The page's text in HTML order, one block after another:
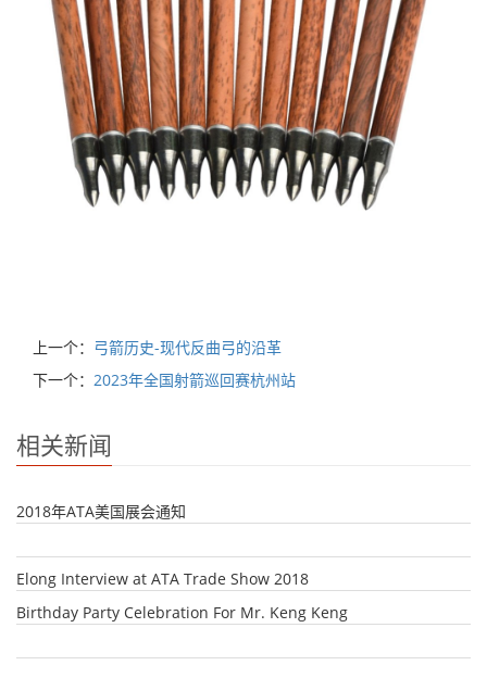
上一个： 弓箭历史-现代反曲弓的沿革
下一个： 2023年全国射箭巡回赛杭州站
相关新闻
2018年ATA美国展会通知
Elong Interview at ATA Trade Show 2018
Birthday Party Celebration For Mr. Keng Keng